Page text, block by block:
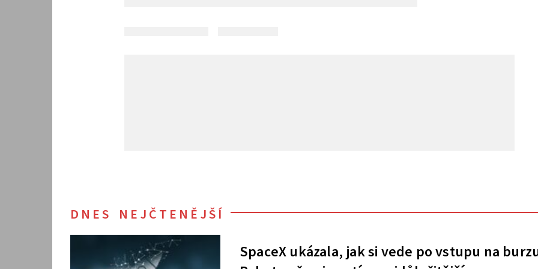
DNES NEJČTENĚJŠÍ
SpaceX ukázala, jak si vede po vstupu na